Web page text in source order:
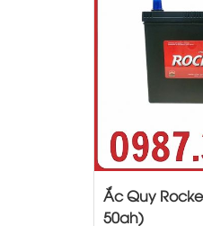
Ắc Quy
50ah)